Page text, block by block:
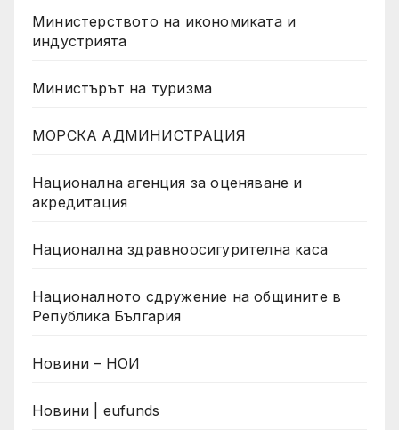
Министерството на икономиката и
индустрията
Министърът на туризма
МОРСКА АДМИНИСТРАЦИЯ
Национална агенция за оценяване и
акредитация
Национална здравноосигурителна каса
Националното сдружение на общините в
Република България
Новини – НОИ
Новини | eufunds